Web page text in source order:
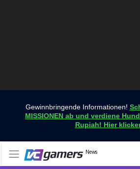
Gewinnbringende Informationen!
MISSIONEN ab und verdiene
Rupiah! Hier
News
Holen Sie sich die
VCGamers